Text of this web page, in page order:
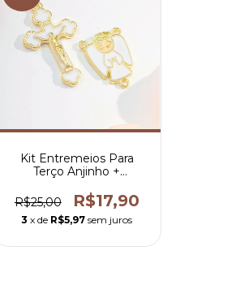
Kit Entremeios Para
Terço Anjinho +
R$25,00
R$17,90
3 x de R$5,97 sem juros